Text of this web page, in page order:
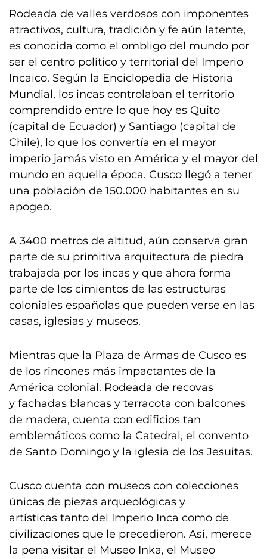
Rodeada de valles verdosos con imponentes
atractivos, cultura, tradición y fe aún latente,
es conocida como el ombligo del mundo por
ser el centro político y territorial del Imperio
Incaico. Según la Enciclopedia de Historia
Mundial, los incas controlaban el territorio
comprendido entre lo que hoy es Quito
(capital de Ecuador) y Santiago (capital de
Chile), lo que los convertía en el mayor
imperio jamás visto en América y el mayor del
mundo en aquella época. Cusco llegó a tener
una población de 150.000 habitantes en su
apogeo.
A 3400 metros de altitud, aún conserva gran
parte de su primitiva arquitectura de piedra
trabajada por los incas y que ahora forma
parte de los cimientos de las estructuras
coloniales españolas que pueden verse en las
casas, iglesias y museos.
Mientras que la Plaza de Armas de Cusco es
de los rincones más impactantes de la
América colonial. Rodeada de recovas
y fachadas blancas y terracota con balcones
de madera, cuenta con edificios tan
emblemáticos como la Catedral, el convento
de Santo Domingo y la iglesia de los Jesuitas.
Cusco cuenta con museos con colecciones
únicas de piezas arqueológicas y
artísticas tanto del Imperio Inca como de
civilizaciones que le precedieron. Así, merece
la pena visitar el Museo Inka, el Museo